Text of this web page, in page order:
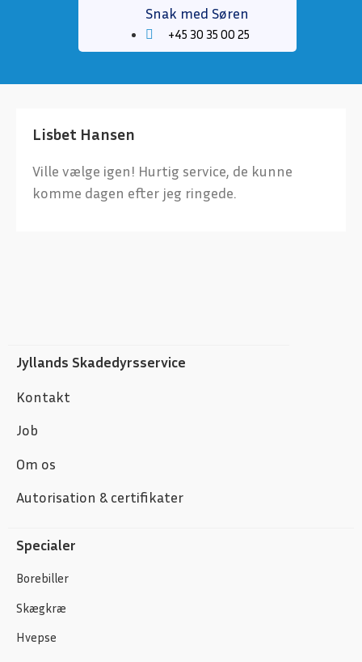
Snak med Søren
+45 30 35 00 25
Lisbet Hansen
Ville vælge igen! Hurtig service, de kunne
komme dagen efter jeg ringede.
Jyllands Skadedyrsservice
Kontakt
Job
Om os
Autorisation & certifikater
Specialer
Borebiller
Skægkræ
Hvepse